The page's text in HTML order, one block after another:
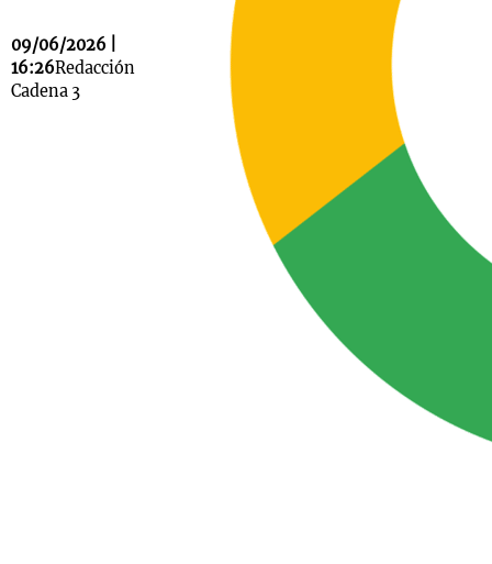
09/06/2026 |
16:26Redacción
Cadena 3